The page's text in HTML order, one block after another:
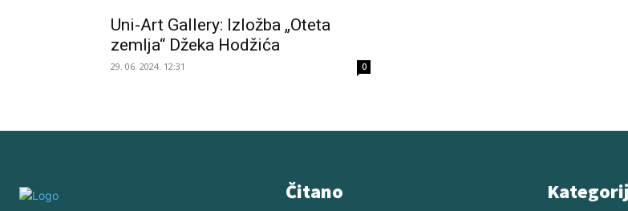
Uni-Art Gallery: Izložba „Oteta
zemlja“ Džeka Hodžića
29. 06. 2024. 12:31 0
Čitano